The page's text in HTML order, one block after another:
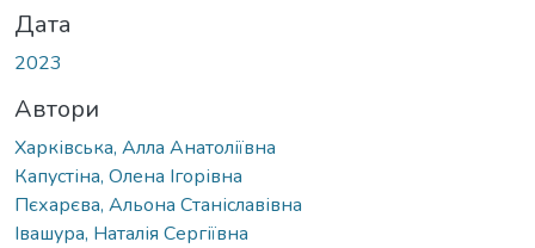
Дата
2023
Автори
Харківська, Алла Анатоліївна
Капустіна, Олена Ігорівна
Пєхарєва, Альона Станіславівна
Івашура, Наталія Сергіївна